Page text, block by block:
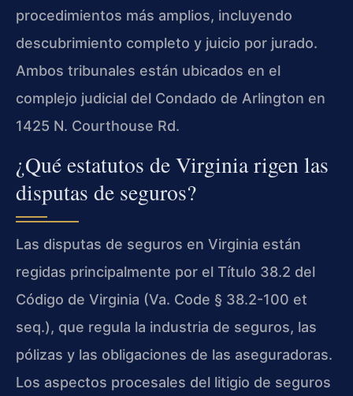
procedimientos más amplios, incluyendo
descubrimiento completo y juicio por jurado.
Ambos tribunales están ubicados en el
complejo judicial del Condado de Arlington en
1425 N. Courthouse Rd.
¿Qué estatutos de Virginia rigen las
disputas de seguros?
Las disputas de seguros en Virginia están
regidas principalmente por el Título 38.2 del
Código de Virginia (Va. Code § 38.2-100 et
seq.), que regula la industria de seguros, las
pólizas y las obligaciones de las aseguradoras.
Los aspectos procesales del litigio de seguros